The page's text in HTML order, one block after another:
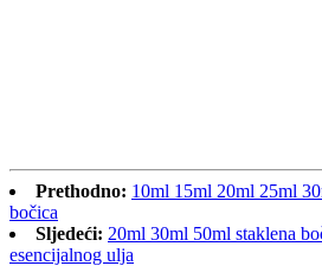
Prethodno: 10ml 15ml 20ml 25ml
bočica
Sljedeći: 20ml 30ml 50ml staklena
esencijalnog ulja